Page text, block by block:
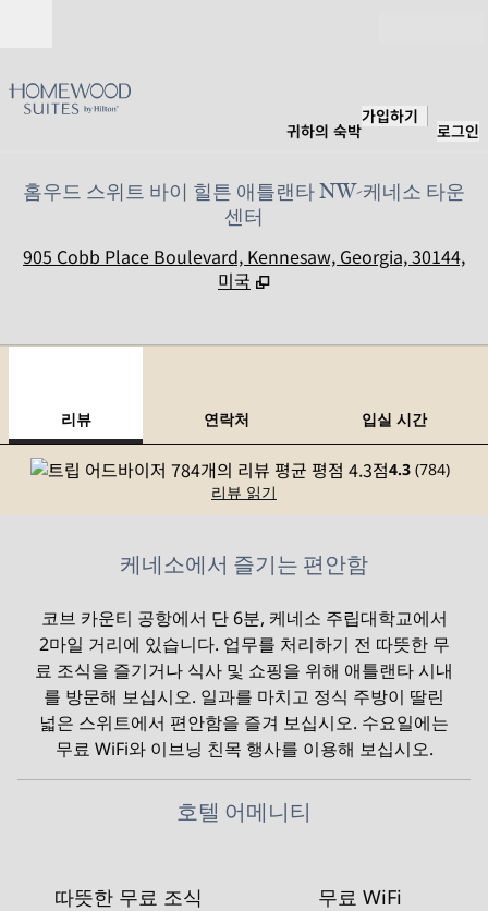
귀하의 숙박
가입하기
로그인
홈우드 스위트 바이 힐튼 애틀랜타 NW-케네소 타운
센터
905 Cobb Place Boulevard, Kennesaw, Georgia, 30144,
미국
리뷰 연락처 입실 시간
4.3 (784)
리뷰 읽기
케네소에서 즐기는 편안함
코브 카운티 공항에서 단 6분, 케네소 주립대학교에서
2마일 거리에 있습니다. 업무를 처리하기 전 따뜻한 무
료 조식을 즐기거나 식사 및 쇼핑을 위해 애틀랜타 시내
를 방문해 보십시오. 일과를 마치고 정식 주방이 딸린
넓은 스위트에서 편안함을 즐겨 보십시오. 수요일에는
무료 WiFi와 이브닝 친목 행사를 이용해 보십시오.
호텔 어메니티
따뜻한 무료 조식 무료 WiFi